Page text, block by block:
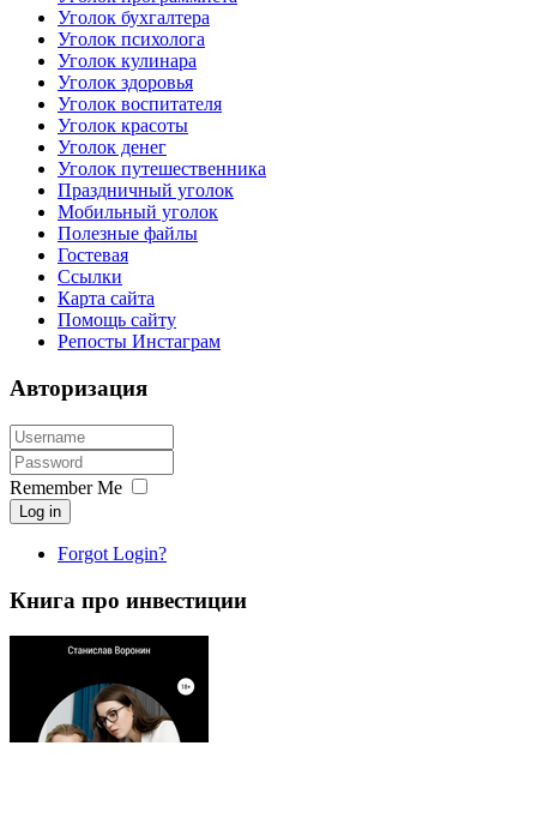
Уголок бухгалтера
Уголок психолога
Уголок кулинара
Уголок здоровья
Уголок воспитателя
Уголок красоты
Уголок денег
Уголок путешественника
Праздничный уголок
Мобильный уголок
Полезные файлы
Гостевая
Ссылки
Карта сайта
Помощь сайту
Репосты Инстаграм
Авторизация
Remember Me
Log in
Forgot Login?
Книга про инвестиции